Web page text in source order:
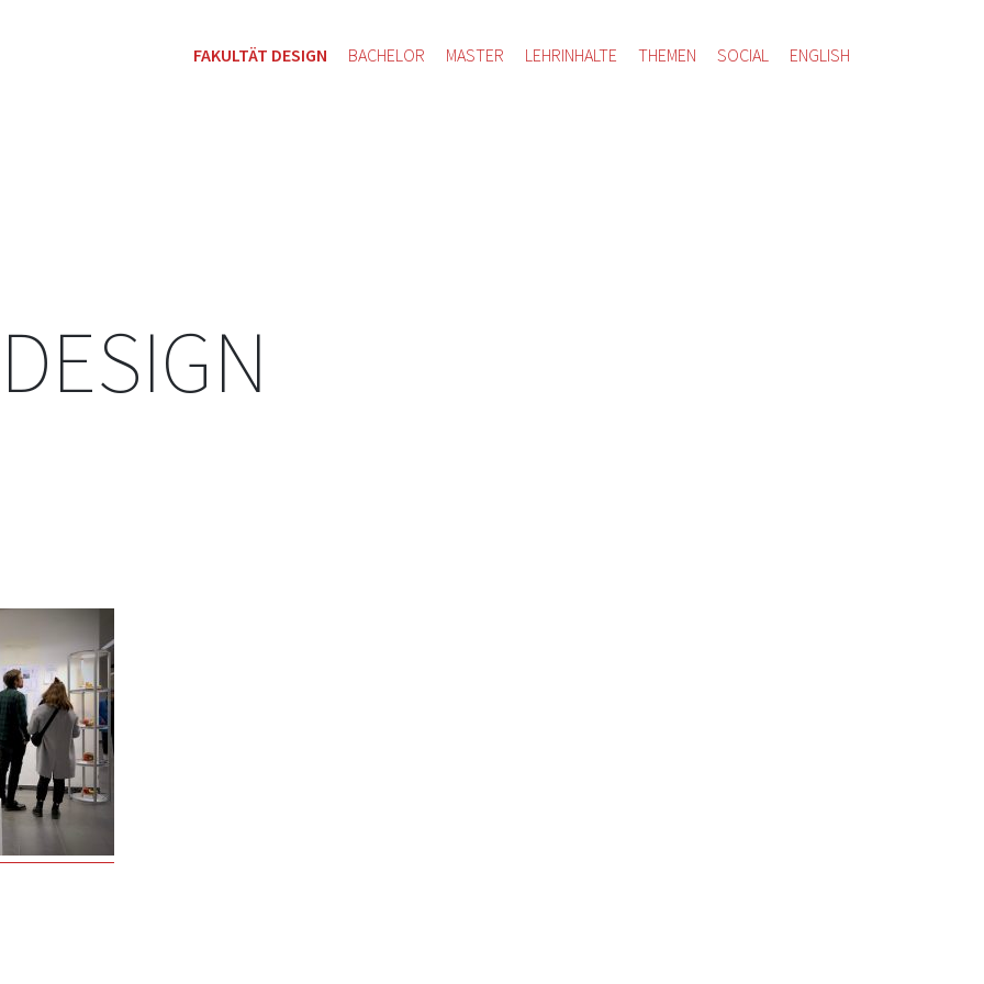
FAKULTÄT DESIGN BACHELOR MASTER LEHRINHALTE THEMEN SOCIAL ENGLISH